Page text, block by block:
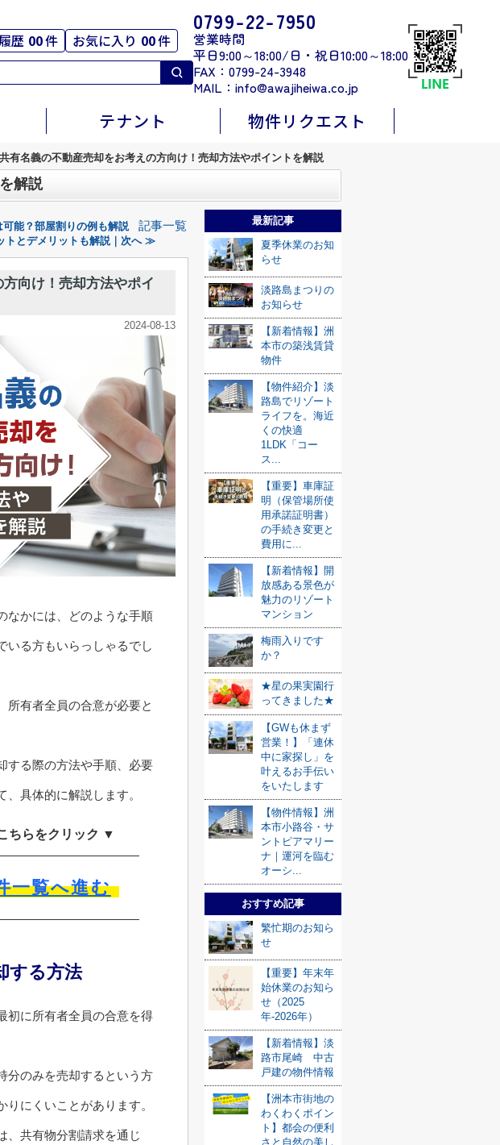
歴 00件 お気に入り 00件
0799-22-7950
営業時間
平日9:00～18:00/日・祝日10:00～18:00
FAX：0799-24-3948
MAIL： info@awajiheiwa.co.jp
テナント 物件リクエスト
共有名義の不動産売却をお考えの方向け！売却方法やポイントを解説
解説
能？部屋割りの例も解説 記事一覧
トとデメリットも解説｜次へ ≫
向け！売却方法やポイ
2024-08-13
なかには、どのような手順
いる方もいらっしゃるでし
所有者全員の合意が必要と
する際の方法や手順、必要
具体的に解説します。
ちらをクリック ▼
一覧へ進む
する方法
初に所有者全員の合意を得
分のみを売却するという方
にくいことがあります。
、共有物分割請求を通じ
最新記事
夏季休業のお知
らせ
淡路島まつりの
お知らせ
【新着情報】洲
本市の築浅賃貸
物件
【物件紹介】淡
路島でリゾート
ライフを。海近
くの快適
1LDK「コー
ス...
【重要】車庫証
明（保管場所使
用承諾証明書）
の手続き変更と
費用に...
【新着情報】開
放感ある景色が
魅力のリゾート
マンション
梅雨入りです
か？
★星の果実園行
ってきました★
【GWも休まず
営業！】「連休
中に家探し」を
叶えるお手伝い
をいたします
【物件情報】洲
本市小路谷・サ
ントピアマリー
ナ｜運河を臨む
オーシ...
おすすめ記事
繁忙期のお知ら
せ
【重要】年末年
始休業のお知ら
せ（2025
年-2026年）
【新着情報】淡
路市尾崎 中古
戸建の物件情報
【洲本市街地の
わくわくポイン
ト】都会の便利
さと自然の美し